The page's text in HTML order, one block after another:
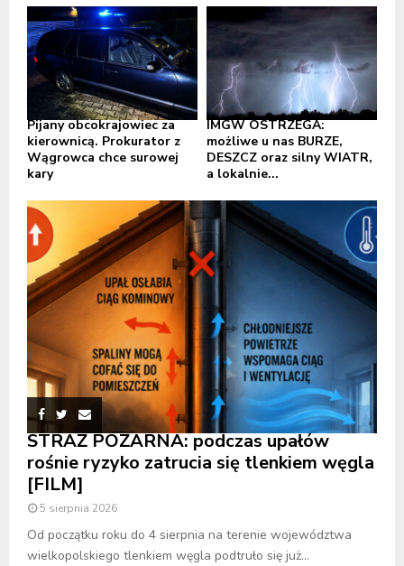
Pijany obcokrajowiec za
kierownicą. Prokurator z
Wągrowca chce surowej
kary
IMGW OSTRZEGA:
możliwe u nas BURZE,
DESZCZ oraz silny WIATR,
a lokalnie...
STRAŻ POŻARNA: podczas upałów
rośnie ryzyko zatrucia się tlenkiem węgla
[FILM]
5 sierpnia 2026
Od początku roku do 4 sierpnia na terenie województwa
wielkopolskiego tlenkiem węgla podtruło się już...